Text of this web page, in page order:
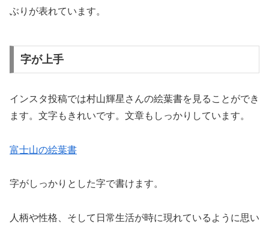
ぶりが表れています。
字が上手
インスタ投稿では村山輝星さんの絵葉書を見ることができ
ます。文字もきれいです。文章もしっかりしています。
富士山の絵葉書
字がしっかりとした字で書けます。
人柄や性格、そして日常生活が時に現れているように思い